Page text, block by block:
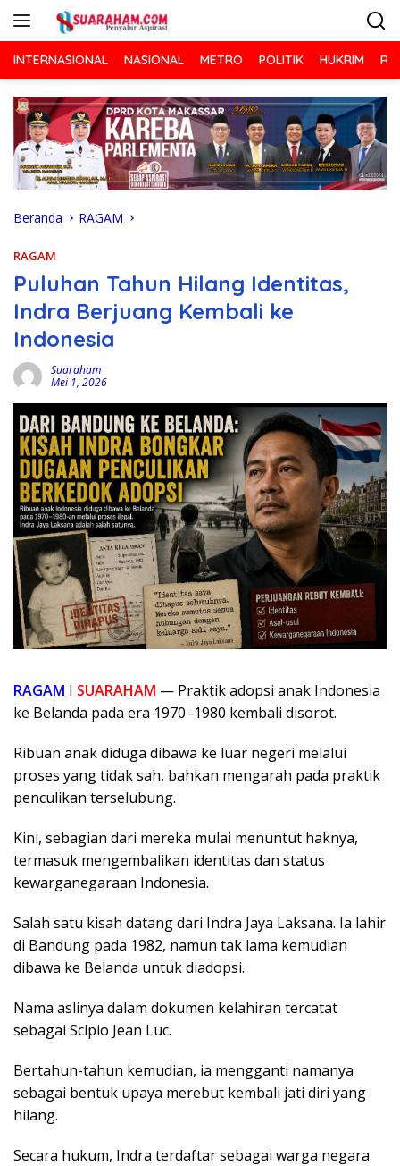
INTERNASIONAL NASIONAL METRO POLITIK HUKRIM
Beranda RAGAM
RAGAM
Puluhan Tahun Hilang Identitas,
Indra Berjuang Kembali ke
Indonesia
Suaraham
Mei 1, 2026
RAGAM I SUARAHAM — Praktik adopsi anak Indonesia
ke Belanda pada era 1970–1980 kembali disorot.
Ribuan anak diduga dibawa ke luar negeri melalui
proses yang tidak sah, bahkan mengarah pada praktik
penculikan terselubung.
Kini, sebagian dari mereka mulai menuntut haknya,
termasuk mengembalikan identitas dan status
kewarganegaraan Indonesia.
Salah satu kisah datang dari Indra Jaya Laksana. Ia lahir
di Bandung pada 1982, namun tak lama kemudian
dibawa ke Belanda untuk diadopsi.
Nama aslinya dalam dokumen kelahiran tercatat
sebagai Scipio Jean Luc.
Bertahun-tahun kemudian, ia mengganti namanya
sebagai bentuk upaya merebut kembali jati diri yang
hilang.
Secara hukum, Indra terdaftar sebagai warga negara